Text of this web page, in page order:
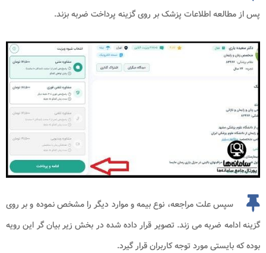
پس از مطالعه اطلاعات پزشک بر روی گزینه پرداخت ضربه بزند.
سپس علت مراجعه، نوع بیمه و موارد دیگر را مشخص نموده و بر روی
گزینه ادامه ضربه می زند. تصویر قرار داده شده در بخش زیر بیان گر این رویه
بوده که بایستی مورد توجه کاربران قرار گیرد.